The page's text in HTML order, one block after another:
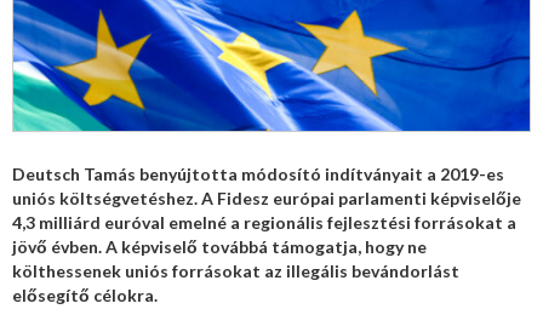
Deutsch Tamás benyújtotta módosító indítványait a 2019-es
uniós költségvetéshez. A Fidesz európai parlamenti képviselője
4,3 milliárd euróval emelné a regionális fejlesztési forrásokat a
jövő évben. A képviselő továbbá támogatja, hogy ne
költhessenek uniós forrásokat az illegális bevándorlást
elősegítő célokra.